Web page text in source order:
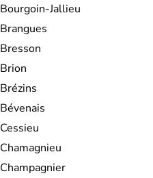
Bourgoin-Jallieu
Brangues
Bresson
Brion
Brézins
Bévenais
Cessieu
Chamagnieu
Champagnier